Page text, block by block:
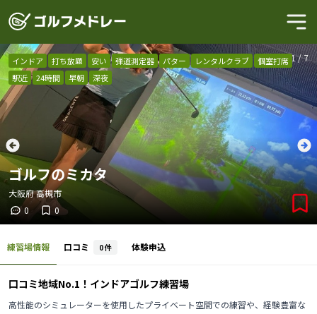
1/7
インドア 打ち放題 安い 弾道測定器 パター レンタルクラブ
個室打席
駅近
24時間 早朝 深夜
ゴルフのミカタ
大阪府高槻市
0
0
練習場情報 口コミ 0件 体験申込
口コミ地域No.1！インドアゴルフ練習場
高性能のシミュレーターを使用したプライベート空間での練習や、経験豊富な